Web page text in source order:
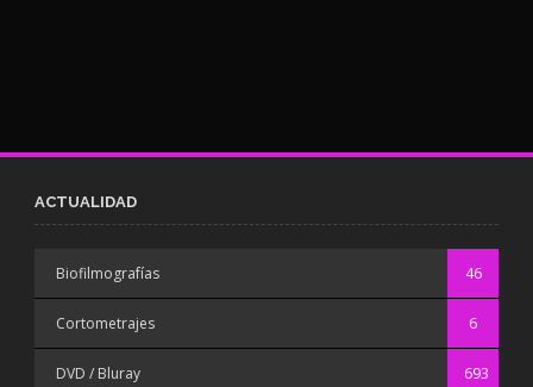
ACTUALIDAD
Biofilmografías 46
Cortometrajes 6
DVD / Bluray 693